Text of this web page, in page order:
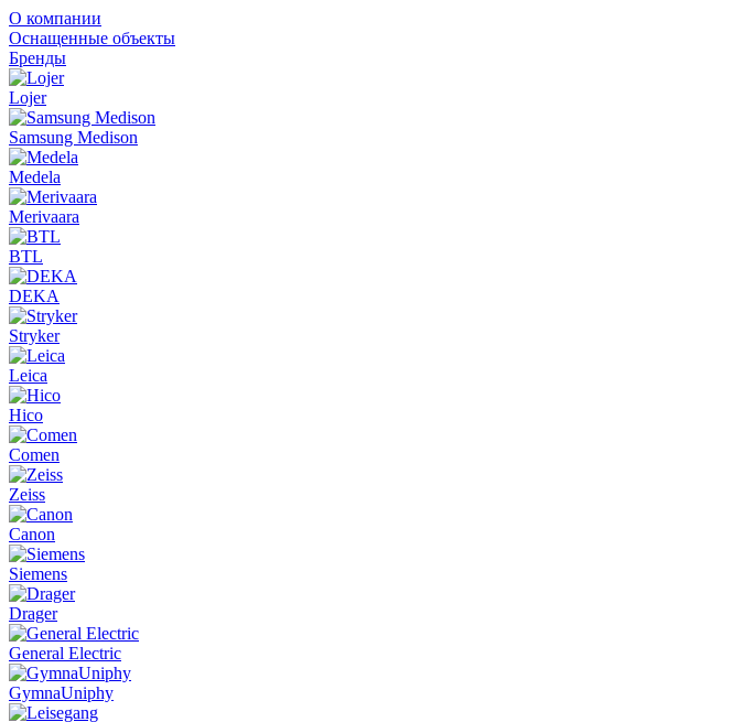
О компании
Оснащенные объекты
Бренды
Lojer
Samsung Medison
Medela
Merivaara
BTL
DEKA
Stryker
Leica
Hico
Comen
Zeiss
Canon
Siemens
Drager
General Electric
GymnaUniphy